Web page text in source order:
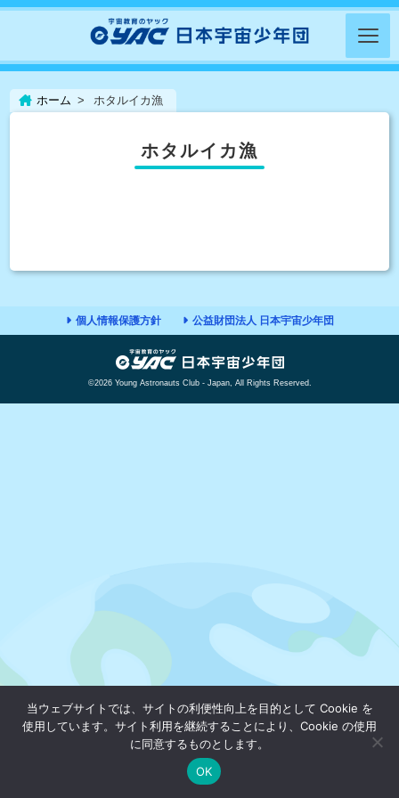
ホーム ホタルイカ漁
ホタルイカ漁
個人情報保護方針 公益財団法人 日本宇宙少年団
©2026 Young Astronauts Club - Japan, All Rights Reserved.
当ウェブサイトでは、サイトの利便性向上を目的として Cookie を
使用しています。サイト利用を継続することにより、Cookie の使用
に同意するものとします。
OK